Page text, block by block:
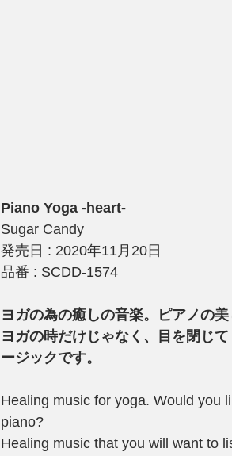
Piano Yoga -heart-
Sugar Candy
発売日 : 2020年11月20日
品番 : SCDD-1574
ヨガの為の癒しの音楽。ピアノの
ヨガの時だけじゃなく、目を閉じ
ージックです。
Healing music for yoga. Would you
piano?
Healing music that you will want to